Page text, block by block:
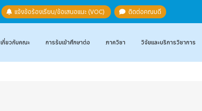
แจ้งข้อร้องเรียน/ข้อเสนอแนะ (VOC) ติดต่อคณบดี
เกี่ยวกับคณะ การรับเข้าศึกษาต่อ ภาควิชา วิจัยและบริการวิชาการ